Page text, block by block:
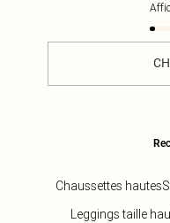
Chaussettes hautes
Leggings taille